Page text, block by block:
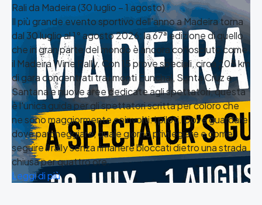
Rali da Madeira (30 luglio – 1 agosto)
Il più grande evento sportivo dell'anno a Madeira torna
dal 30 luglio al 1° agosto 2026: la 67ª edizione di quello
che in gran parte del mondo è ancora conosciuto come
il Madeira Wine Rally. Con 15 prove speciali, circa 205 km
di gara concentrati tra i monti Funchal, Santa Cruz e
Santana e nuove aree dedicate agli spettatori, questa
è l'unica guida per gli spettatori scritta per coloro che
ne sono maggiormente coinvolti: i piloti. Dove guardare,
dove parcheggiare, quale giorno privilegiare e come
seguire il rally senza rimanere bloccati dietro una strada
chiusa per quattro ore.
Leggi di più